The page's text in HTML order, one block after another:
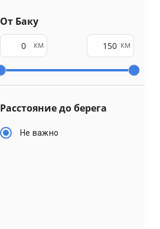
От Баку
км км
Расстояние до берега
Не важно